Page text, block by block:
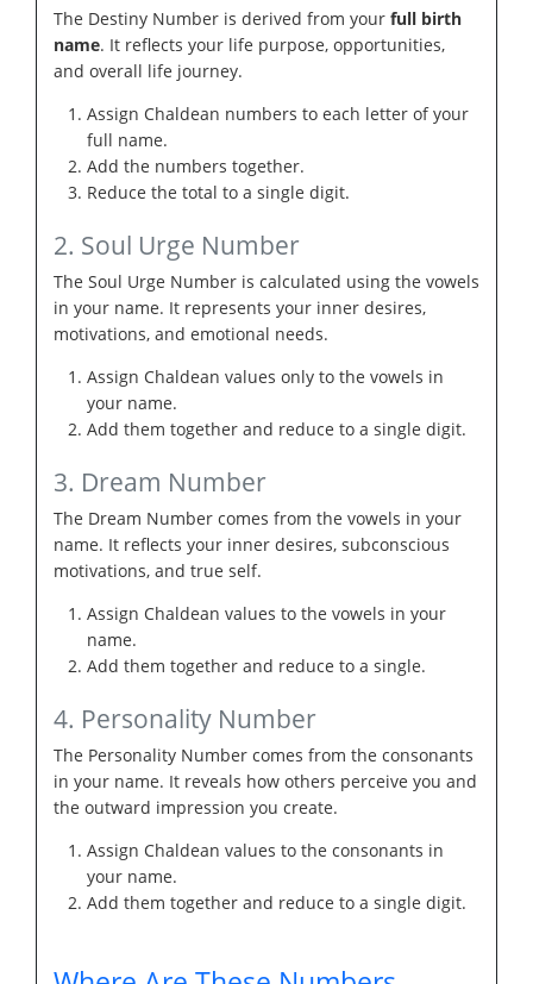
The Destiny Number is derived from your full birth
name. It reflects your life purpose, opportunities,
and overall life journey.
Assign Chaldean numbers to each letter of your
full name.
Add the numbers together.
Reduce the total to a single digit.
2. Soul Urge Number
The Soul Urge Number is calculated using the vowels
in your name. It represents your inner desires,
motivations, and emotional needs.
Assign Chaldean values only to the vowels in
your name.
Add them together and reduce to a single digit.
3. Dream Number
The Dream Number comes from the vowels in your
name. It reflects your inner desires, subconscious
motivations, and true self.
Assign Chaldean values to the vowels in your
name.
Add them together and reduce to a single.
4. Personality Number
The Personality Number comes from the consonants
in your name. It reveals how others perceive you and
the outward impression you create.
Assign Chaldean values to the consonants in
your name.
Add them together and reduce to a single digit.